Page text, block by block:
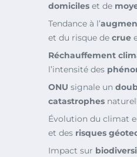
domiciles et de
Tendance à l’
et du risque de crue
Réchauffement
l’intensité des
ONU signale un
catastrophes
Évolution du climat
et des risques
Impact sur